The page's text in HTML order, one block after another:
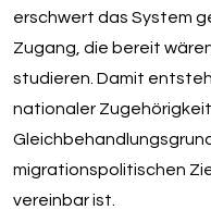
erschwert das System
Zugang, die bereit
studieren. Damit
nationaler
migrationspolitischen
vereinbar ist.